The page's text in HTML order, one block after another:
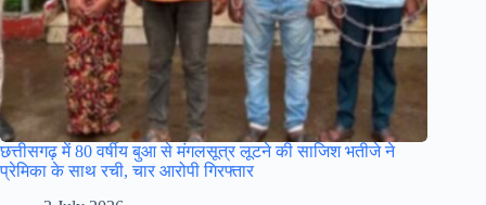
छत्तीसगढ़ में 80 वर्षीय बुआ से मंगलसूत्र लूटने की साजिश भतीजे ने
प्रेमिका के साथ रची, चार आरोपी गिरफ्तार